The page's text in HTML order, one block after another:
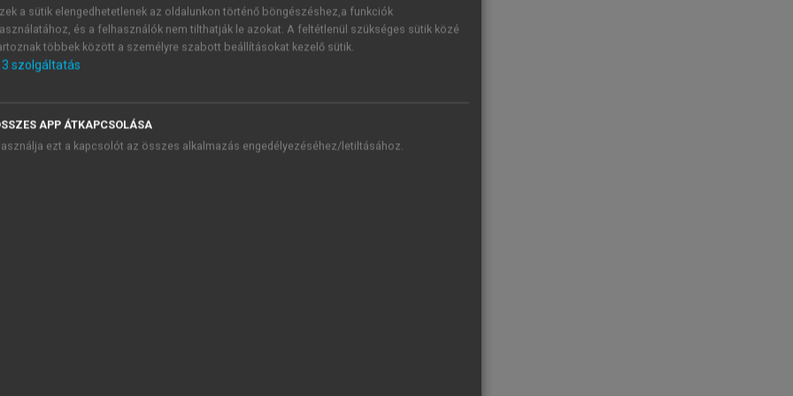
rész. Bevezetés az ellátásilánc-menedzsmentbe
rész. Az ellátási lánc stratégiai tervezése és kialakítása
5. Ellátásilánc-stratégiák
6. Ellátási hálók kialakítása
a sütik elengedhetetlenek az oldalunkon történő böngészéshez,a funkciók
és a felhasználók nem tilthatják le azokat. A feltétlenül szükséges sütik közé
többek között a személyre szabott beállításokat kezelő sütik.
3 szolgáltatás
APP ÁTKAPCSOLÁSA
ezt a kapcsolót az összes alkalmazás engedélyezéséhez/letiltásához.